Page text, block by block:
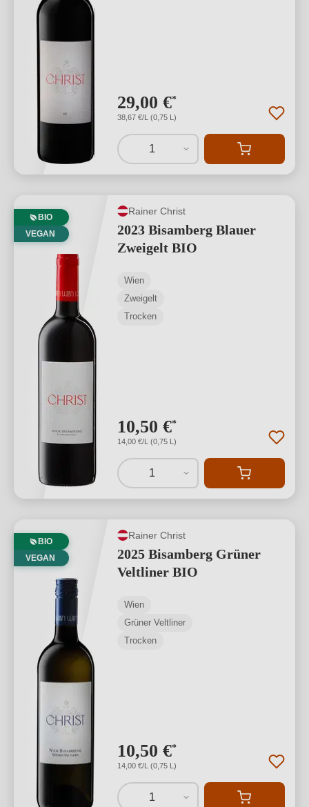
29,00 €*
38,67 €/L (0,75 L)
1
BIO
VEGAN
Rainer Christ
2023 Bisamberg Blauer
Zweigelt BIO
Wien
Zweigelt
Trocken
10,50 €*
14,00 €/L (0,75 L)
1
BIO
VEGAN
Rainer Christ
2025 Bisamberg Grüner
Veltliner BIO
Wien
Grüner Veltliner
Trocken
10,50 €*
14,00 €/L (0,75 L)
1